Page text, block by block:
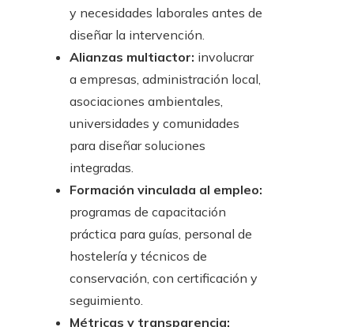
y necesidades laborales antes de
diseñar la intervención.
Alianzas multiactor: involucrar
a empresas, administración local,
asociaciones ambientales,
universidades y comunidades
para diseñar soluciones
integradas.
Formación vinculada al empleo:
programas de capacitación
práctica para guías, personal de
hostelería y técnicos de
conservación, con certificación y
seguimiento.
Métricas y transparencia: